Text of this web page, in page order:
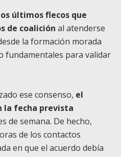
últimos flecos que
de coalición al atenderse
la formación morada
fundamentales para validar
ese consenso, el
la fecha prevista
de semana. De hecho,
de los contactos
en que el acuerdo debía